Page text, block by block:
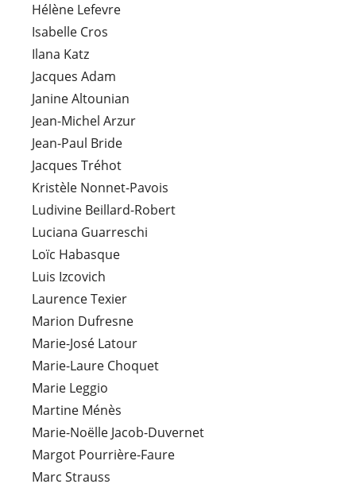
Hélène Lefevre
Isabelle Cros
Ilana Katz
Jacques Adam
Janine Altounian
Jean-Michel Arzur
Jean-Paul Bride
Jacques Tréhot
Kristèle Nonnet-Pavois
Ludivine Beillard-Robert
Luciana Guarreschi
Loïc Habasque
Luis Izcovich
Laurence Texier
Marion Dufresne
Marie-José Latour
Marie-Laure Choquet
Marie Leggio
Martine Ménès
Marie-Noëlle Jacob-Duvernet
Margot Pourrière-Faure
Marc Strauss